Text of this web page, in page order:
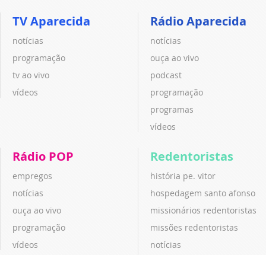
TV Aparecida
notícias
programação
tv ao vivo
vídeos
Rádio Aparecida
notícias
ouça ao vivo
podcast
programação
programas
vídeos
Rádio POP
empregos
notícias
ouça ao vivo
programação
vídeos
Redentoristas
história pe. vitor
hospedagem santo afonso
missionários redentoristas
missões redentoristas
notícias